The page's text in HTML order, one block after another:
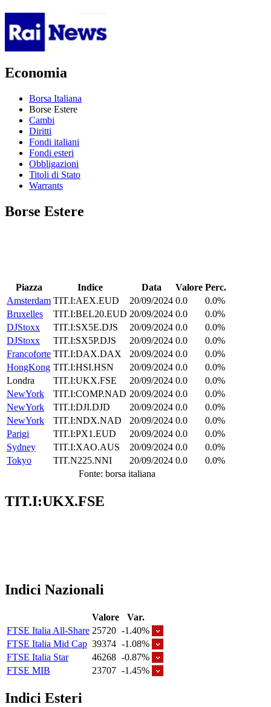
Economia
Borsa Italiana
Borse Estere
Cambi
Diritti
Fondi italiani
Fondi esteri
Obbligazioni
Titoli di Stato
Warrants
Borse Estere
Piazza Indice Data Valore Perc.
Amsterdam TIT.I:AEX.EUD 20/09/2024 0.0
0.0%
Bruxelles
TIT.I:BEL20.EUD 20/09/2024 0.0
0.0%
DJStoxx
TIT.I:SX5E.DJS 20/09/2024 0.0
0.0%
DJStoxx
TIT.I:SX5P.DJS 20/09/2024 0.0
0.0%
Francoforte TIT.I:DAX.DAX 20/09/2024 0.0
0.0%
HongKong TIT.I:HSI.HSN 20/09/2024 0.0
0.0%
Londra
TIT.I:UKX.FSE 20/09/2024 0.0
0.0%
NewYork
TIT.I:COMP.NAD 20/09/2024 0.0
0.0%
NewYork
TIT.I:DJI.DJD 20/09/2024 0.0
0.0%
NewYork
TIT.I:NDX.NAD 20/09/2024 0.0
0.0%
Parigi
TIT.I:PX1.EUD 20/09/2024 0.0
0.0%
Sydney
TIT.I:XAO.AUS 20/09/2024 0.0
0.0%
Tokyo
TIT.N225.NNI 20/09/2024 0.0
0.0%
Fonte: borsa italiana
TIT.I:UKX.FSE
Indici Nazionali
Valore
Var.
FTSE Italia All-Share 25720 -1.40%
FTSE Italia Mid Cap 39374 -1.08%
FTSE Italia Star
46268 -0.87%
FTSE MIB
23707 -1.45%
Indici Esteri